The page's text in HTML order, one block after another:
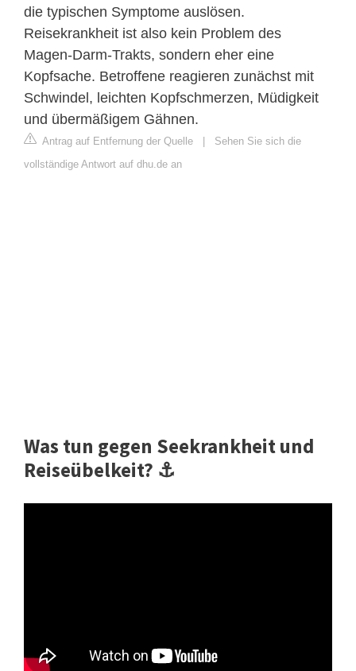
die typischen Symptome auslösen.
Reisekrankheit ist also kein Problem des
Magen-Darm-Trakts, sondern eher eine
Kopfsache. Betroffene reagieren zunächst mit
Schwindel, leichten Kopfschmerzen, Müdigkeit
und übermäßigem Gähnen.
Antrag auf Entfernung der Quelle
Sehen Sie sich die
vollständige Antwort auf dhu.de an
Was tun gegen Seekrankheit und
Reiseübelkeit? ⚓️